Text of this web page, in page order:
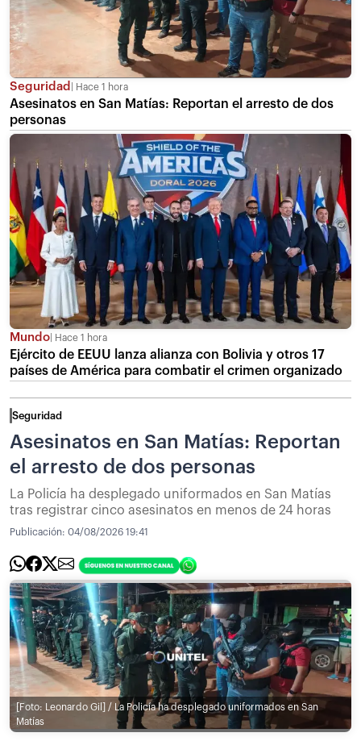
Seguridad Hace 1 hora
Asesinatos en San Matías: Reportan el arresto de dos
personas
Mundo Hace 1 hora
Ejército de EEUU lanza alianza con Bolivia y otros 17
países de América para combatir el crimen organizado
Seguridad
Asesinatos en San Matías: Reportan
el arresto de dos personas
La Policía ha desplegado uniformados en San Matías
tras registrar cinco asesinatos en menos de 24 horas
Publicación: 04/08/2026 19:41
[Foto: Leonardo Gil] / La Policía ha desplegado uniformados en San
Matías